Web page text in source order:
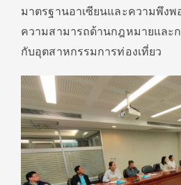
มาตรฐานอาเซียนและความพึงพ
ความสามารถด้านกฎหมายและก
กับอุตสาหกรรมการท่องเที่ยว